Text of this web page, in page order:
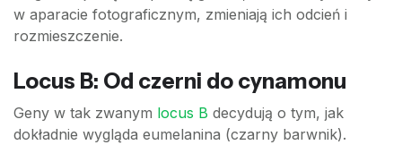
w aparacie fotograficznym, zmieniają ich odcień i
rozmieszczenie.
Locus B: Od czerni do cynamonu
Geny w tak zwanym locus B decydują o tym, jak
dokładnie wygląda eumelanina (czarny barwnik).